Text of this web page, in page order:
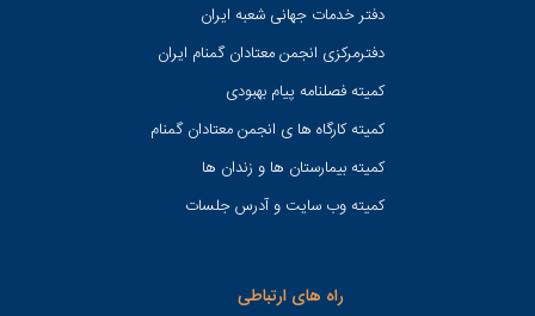
دفتر خدمات جهانی شعبه ايران
دفترمرکزی انجمن معتادان گمنام ایران
کمیته فصلنامه پیام بهبودی
کمیته کارگاه ها ی انجمن معتادان گمنام
کمیته بیمارستان ها و زندان ها
کمیته وب سایت و آدرس جلسات
راه های ارتباطی